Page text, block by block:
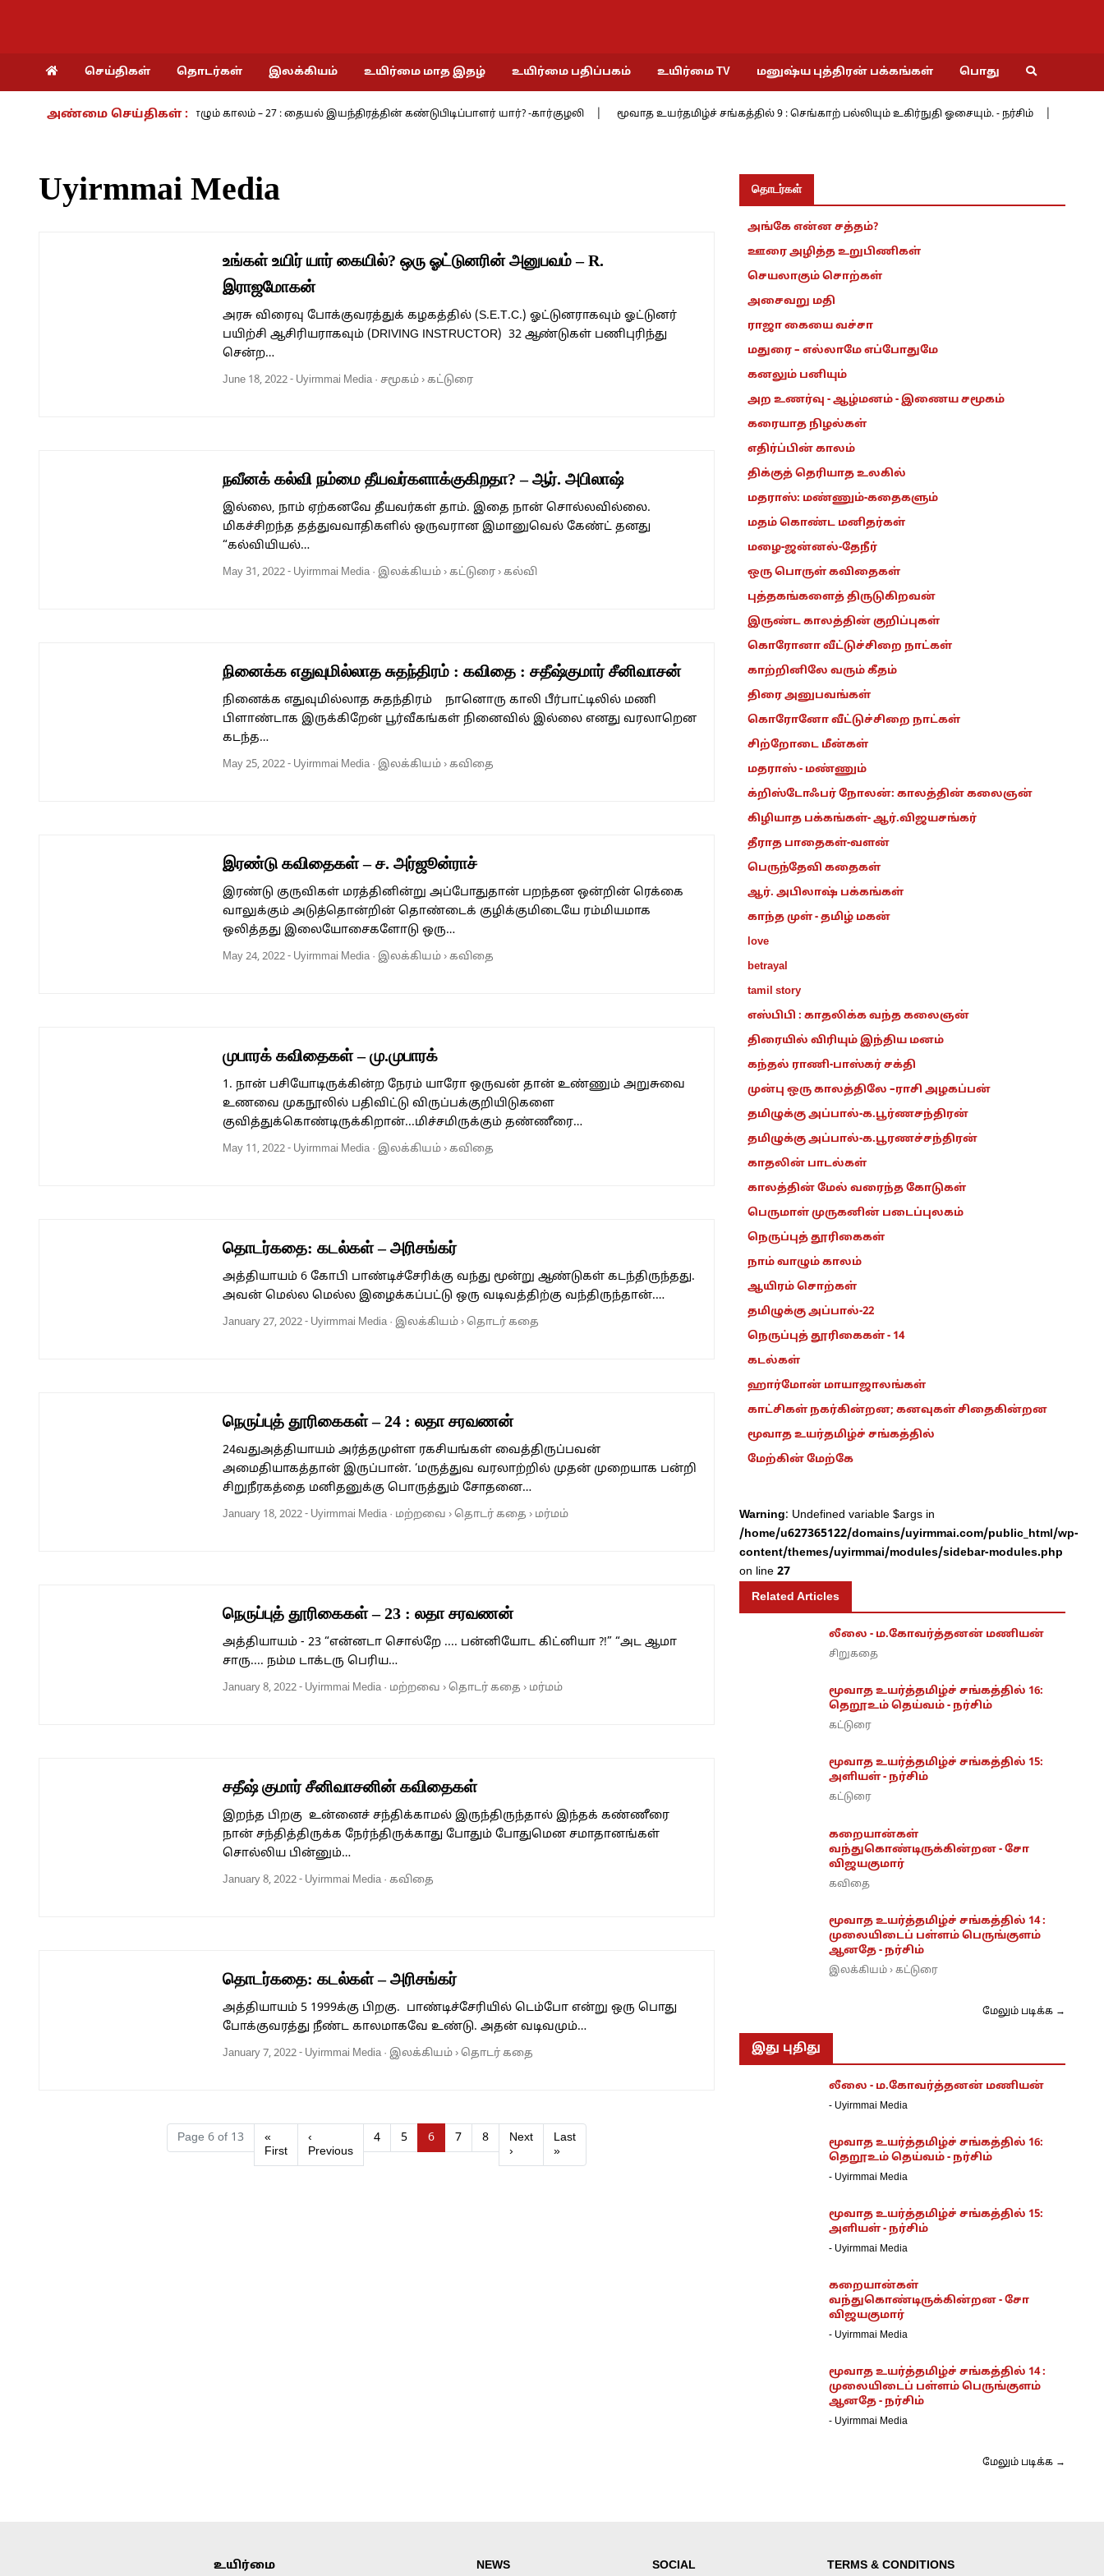
செய்திகள் தொடர்கள் இலக்கியம் உயிர்மை மாத இதழ் உயிர்மை பதிப்பகம் உயிர்மை TV மனுஷ்ய புத்திரன் பக்கங்கள் பொது
அண்மை செய்திகள் :
- அ.ராமசாமி நாம் வாழும் காலம் – 27 : தையல் இயந்திரத்தின் கண்டுபிடிப்பாளர் யார்? -கார்குழலி மூவாத உயர்தமிழ்ச் சங்கத்தில் 9 : செங்காற் பல்லியும் உகிர்நுதி ஓசையும். - நர்சிம்
Uyirmmai Media
உங்கள் உயிர் யார் கையில்? ஒரு ஓட்டுனரின் அனுபவம் – R.
இராஜமோகன்
அரசு விரைவு போக்குவரத்துக் கழகத்தில் (S.E.T.C.) ஓட்டுனராகவும் ஓட்டுனர்
பயிற்சி ஆசிரியராகவும் (DRIVING INSTRUCTOR) 32 ஆண்டுகள் பணிபுரிந்து
சென்ற…
June 18, 2022- Uyirmmai Media ·சமூகம்›கட்டுரை
நவீனக் கல்வி நம்மை தீயவர்களாக்குகிறதா? – ஆர். அபிலாஷ்
இல்லை, நாம் ஏற்கனவே தீயவர்கள் தாம். இதை நான் சொல்லவில்லை.
மிகச்சிறந்த தத்துவவாதிகளில் ஒருவரான இமானுவெல் கேண்ட் தனது
“கல்வியியல்…
May 31, 2022- Uyirmmai Media · இலக்கியம்›கட்டுரை›கல்வி
நினைக்க எதுவுமில்லாத சுதந்திரம் : கவிதை : சதீஷ்குமார் சீனிவாசன்
நினைக்க எதுவுமில்லாத சுதந்திரம் நானொரு காலி பீர்பாட்டிலில் மணி
பிளாண்டாக இருக்கிறேன் பூர்வீகங்கள் நினைவில் இல்லை எனது வரலாறென
கடந்த…
May 25, 2022- Uyirmmai Media · இலக்கியம்›கவிதை
இரண்டு கவிதைகள் – ச. அர்ஜூன்ராச்
இரண்டு குருவிகள் மரத்தினின்று அப்போதுதான் பறந்தன ஒன்றின் ரெக்கை
வாலுக்கும் அடுத்தொன்றின் தொண்டைக் குழிக்குமிடையே ரம்மியமாக
ஒலித்தது இலையோசைகளோடு ஒரு…
May 24, 2022- Uyirmmai Media · இலக்கியம்›கவிதை
முபாரக் கவிதைகள் – மு.முபாரக்
1. நான் பசியோடிருக்கின்ற நேரம் யாரோ ஒருவன் தான் உண்ணும் அறுசுவை
உணவை முகநூலில் பதிவிட்டு விருப்பக்குறியிடுகளை
குவித்துக்கொண்டிருக்கிறான்...மிச்சமிருக்கும் தண்ணீரை…
May 11, 2022- Uyirmmai Media · இலக்கியம்›கவிதை
தொடர்கதை: கடல்கள் – அரிசங்கர்
அத்தியாயம் 6 கோபி பாண்டிச்சேரிக்கு வந்து மூன்று ஆண்டுகள் கடந்திருந்தது.
அவன் மெல்ல மெல்ல இழைக்கப்பட்டு ஒரு வடிவத்திற்கு வந்திருந்தான்.…
January 27, 2022- Uyirmmai Media · இலக்கியம்›தொடர் கதை
நெருப்புத் தூரிகைகள் – 24 : லதா சரவணன்
24வதுஅத்தியாயம் அர்த்தமுள்ள ரகசியங்கள் வைத்திருப்பவன்
அமைதியாகத்தான் இருப்பான். ‘மருத்துவ வரலாற்றில் முதன் முறையாக பன்றி
சிறுநீரகத்தை மனிதனுக்கு பொருத்தும் சோதனை…
January 18, 2022- Uyirmmai Media · மற்றவை ›தொடர் கதை › மர்மம்
நெருப்புத் தூரிகைகள் – 23 : லதா சரவணன்
அத்தியாயம் - 23 “என்னடா சொல்றே .... பன்னியோட கிட்னியா ?!” “அட ஆமா
சாரு.... நம்ம டாக்டரு பெரிய…
January 8, 2022- Uyirmmai Media · மற்றவை ›தொடர் கதை › மர்மம்
சதீஷ் குமார் சீனிவாசனின் கவிதைகள்
இறந்த பிறகு உன்னைச் சந்திக்காமல் இருந்திருந்தால் இந்தக் கண்ணீரை
நான் சந்தித்திருக்க நேர்ந்திருக்காது போதும் போதுமென சமாதானங்கள்
சொல்லிய பின்னும்…
January 8, 2022- Uyirmmai Media ·கவிதை
தொடர்கதை: கடல்கள் – அரிசங்கர்
அத்தியாயம் 5 1999க்கு பிறகு. பாண்டிச்சேரியில் டெம்போ என்று ஒரு பொது
போக்குவரத்து நீண்ட காலமாகவே உண்டு. அதன் வடிவமும்…
January 7, 2022- Uyirmmai Media · இலக்கியம்›தொடர் கதை
Page 6 of 13
«
First
‹
Previous
Page
4 Page
5 Current Page
6 Page
7 Page
8
Next
›
Last
»
தொடர்கள்
அங்கே என்ன சத்தம்?
ஊரை அழித்த உறுபிணிகள்
செயலாகும் சொற்கள்
அசைவறு மதி
ராஜா கையை வச்சா
மதுரை – எல்லாமே எப்போதுமே
கனலும் பனியும்
அற உணர்வு - ஆழ்மனம் - இணைய சமூகம்
கரையாத நிழல்கள்
எதிர்ப்பின் காலம்
திக்குத் தெரியாத உலகில்
மதராஸ்: மண்ணும்-கதைகளும்
மதம் கொண்ட மனிதர்கள்
மழை-ஜன்னல்-தேநீர்
ஒரு பொருள் கவிதைகள்
புத்தகங்களைத் திருடுகிறவன்
இருண்ட காலத்தின் குறிப்புகள்
கொரோனா வீட்டுச்சிறை நாட்கள்
காற்றினிலே வரும் கீதம்
திரை அனுபவங்கள்
கொரோனோ வீட்டுச்சிறை நாட்கள்
சிற்றோடை மீன்கள்
மதராஸ் - மண்ணும்
க்றிஸ்டோஃபர் நோலன்: காலத்தின் கலைஞன்
கிழியாத பக்கங்கள்- ஆர்.விஜயசங்கர்
தீராத பாதைகள்-வளன்
பெருந்தேவி கதைகள்
ஆர். அபிலாஷ் பக்கங்கள்
காந்த முள் - தமிழ் மகன்
love
betrayal
tamil story
எஸ்பிபி : காதலிக்க வந்த கலைஞன்
திரையில் விரியும் இந்திய மனம்
கந்தல் ராணி-பாஸ்கர் சக்தி
முன்பு ஒரு காலத்திலே –ராசி அழகப்பன்
தமிழுக்கு அப்பால்-க.பூர்ணசந்திரன்
தமிழுக்கு அப்பால்-க.பூரணச்சந்திரன்
காதலின் பாடல்கள்
காலத்தின் மேல் வரைந்த கோடுகள்
பெருமாள் முருகனின் படைப்புலகம்
நெருப்புத் தூரிகைகள்
நாம் வாழும் காலம்
ஆயிரம் சொற்கள்
தமிழுக்கு அப்பால்-22
நெருப்புத் தூரிகைகள் - 14
கடல்கள்
ஹார்மோன் மாயாஜாலங்கள்
காட்சிகள் நகர்கின்றன; கனவுகள் சிதைகின்றன
மூவாத உயர்தமிழ்ச் சங்கத்தில்
மேற்கின் மேற்கே
Warning: Undefined variable $args in
/home/u627365122/domains/uyirmmai.com/public_html/wp-
content/themes/uyirmmai/modules/sidebar-modules.php
on line27
Related Articles
லீலை - ம.கோவர்த்தனன் மணியன்
சிறுகதை
மூவாத உயர்த்தமிழ்ச் சங்கத்தில் 16:
தெறூஉம் தெய்வம் - நர்சிம்
கட்டுரை
மூவாத உயர்த்தமிழ்ச் சங்கத்தில் 15:
அளியள் - நர்சிம்
கட்டுரை
கறையான்கள்
வந்துகொண்டிருக்கின்றன - சோ
விஜயகுமார்
கவிதை
மூவாத உயர்த்தமிழ்ச் சங்கத்தில் 14 :
முலையிடைப் பள்ளம் பெருங்குளம்
ஆனதே - நர்சிம்
இலக்கியம் › கட்டுரை
மேலும் படிக்க →
இது புதிது
லீலை - ம.கோவர்த்தனன் மணியன்
- Uyirmmai Media
மூவாத உயர்த்தமிழ்ச் சங்கத்தில் 16:
தெறூஉம் தெய்வம் - நர்சிம்
- Uyirmmai Media
மூவாத உயர்த்தமிழ்ச் சங்கத்தில் 15:
அளியள் - நர்சிம்
- Uyirmmai Media
கறையான்கள்
வந்துகொண்டிருக்கின்றன - சோ
விஜயகுமார்
- Uyirmmai Media
மூவாத உயர்த்தமிழ்ச் சங்கத்தில் 14 :
முலையிடைப் பள்ளம் பெருங்குளம்
ஆனதே - நர்சிம்
- Uyirmmai Media
மேலும் படிக்க →
உயிர்மை NEWS SOCIAL TERMS & CONDITIONS